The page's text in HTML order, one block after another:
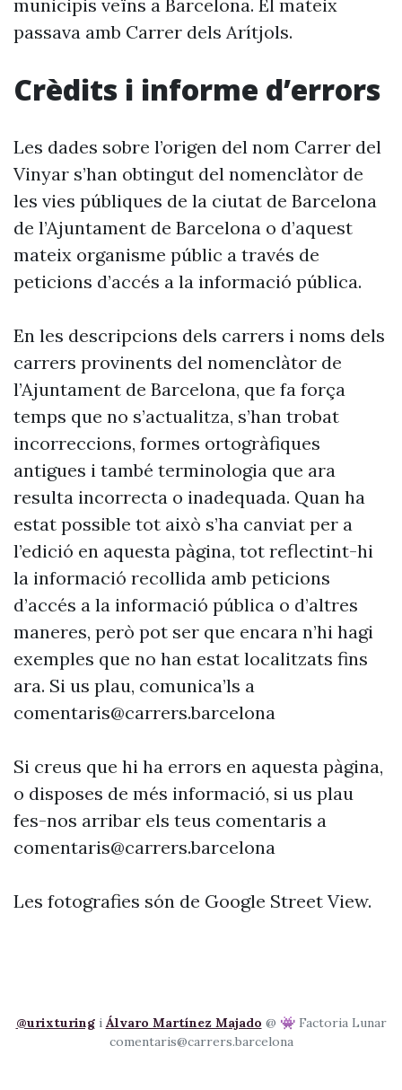
municipis veïns a Barcelona. El mateix
passava amb Carrer dels Arítjols.
Crèdits i informe d’errors
Les dades sobre l’origen del nom Carrer del
Vinyar s’han obtingut del nomenclàtor de
les vies públiques de la ciutat de Barcelona
de l’Ajuntament de Barcelona o d’aquest
mateix organisme públic a través de
peticions d’accés a la informació pública.
En les descripcions dels carrers i noms dels
carrers provinents del nomenclàtor de
l’Ajuntament de Barcelona, que fa força
temps que no s’actualitza, s’han trobat
incorreccions, formes ortogràfiques
antigues i també terminologia que ara
resulta incorrecta o inadequada. Quan ha
estat possible tot això s’ha canviat per a
l’edició en aquesta pàgina, tot reflectint-hi
la informació recollida amb peticions
d’accés a la informació pública o d’altres
maneres, però pot ser que encara n’hi hagi
exemples que no han estat localitzats fins
ara. Si us plau, comunica’ls a
comentaris@carrers.barcelona
Si creus que hi ha errors en aquesta pàgina,
o disposes de més informació, si us plau
fes-nos arribar els teus comentaris a
comentaris@carrers.barcelona
Les fotografies són de Google Street View.
@urixturingi Álvaro Martínez Majado @ 👾 Factoria Lunar
comentaris@carrers.barcelona